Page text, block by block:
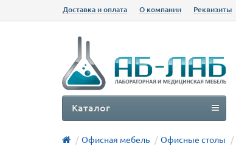
Доставка и оплата О компании Реквизиты
Каталог
Офисная мебель Офисные столы